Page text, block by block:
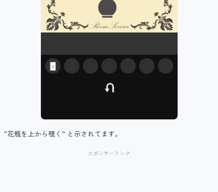
”花瓶を上から覗く” と示されてます。
スポンサーリンク